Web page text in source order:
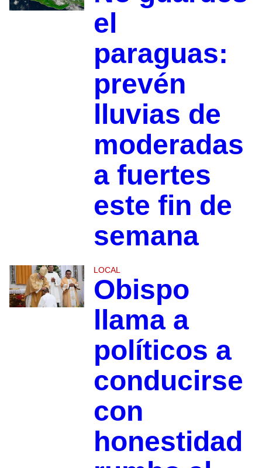
el
paraguas:
prevén
lluvias de
moderadas
a fuertes
este fin de
semana
LOCAL
Obispo
llama a
políticos a
conducirse
con
honestidad